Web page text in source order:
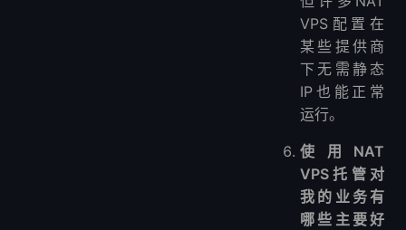
VPS配置在
某些提供商
下无需静态
IP也能正常
运行。
使用NAT
VPS托管对
我的业务有
哪些主要好